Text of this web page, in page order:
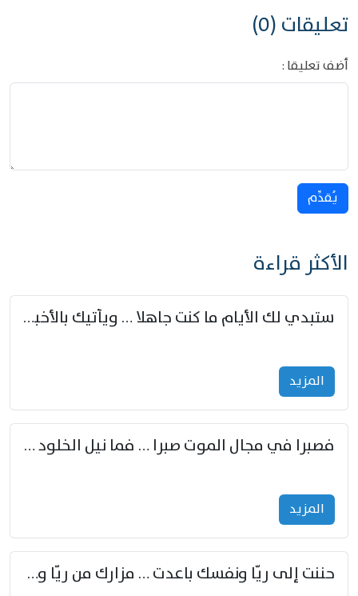
تعليقات (0)
أضف تعليقا :
يُقدِّم
الأكثر قراءة
ستبدي لك الأيام ما كنت جاهلا … ويأتيك بالأخبار من لم تزوّد
المزید
فصبرا في مجال الموت صبرا … فما نيل الخلود بمستطاع
المزید
حننت إلى ريّا ونفسك باعدت … مزارك من ريّا وشعباكما معا